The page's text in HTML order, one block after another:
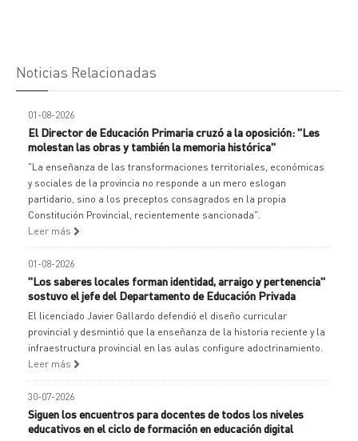
Noticias Relacionadas
01-08-2026
El Director de Educación Primaria cruzó a la oposición: "Les
molestan las obras y también la memoria histórica"
"La enseñanza de las transformaciones territoriales, económicas
y sociales de la provincia no responde a un mero eslogan
partidario, sino a los preceptos consagrados en la propia
Constitución Provincial, recientemente sancionada".
Leer más
01-08-2026
"Los saberes locales forman identidad, arraigo y pertenencia"
sostuvo el jefe del Departamento de Educación Privada
El licenciado Javier Gallardo defendió el diseño curricular
provincial y desmintió que la enseñanza de la historia reciente y la
infraestructura provincial en las aulas configure adoctrinamiento.
Leer más
30-07-2026
Siguen los encuentros para docentes de todos los niveles
educativos en el ciclo de formación en educación digital